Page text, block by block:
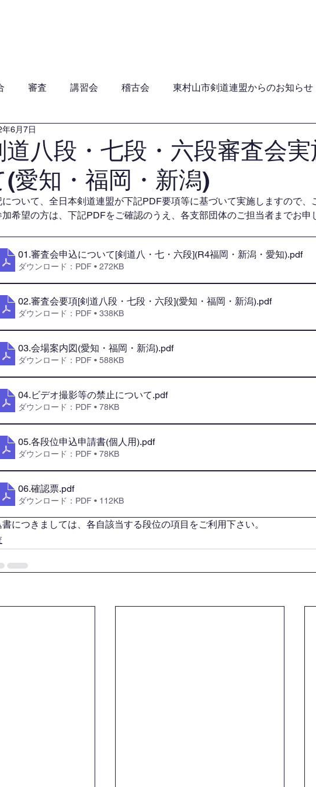
審査 講習会 稽古会 東村山市剣道連盟からのお知らせ
道八段・七段・六段審査会
(愛知・福岡・新潟)
6月7日
について、全日本剣道連盟が下記PDF要項等に基づいて実施しますので、
加希望の方は、下記PDFをご確認のうえ、各支部団体のご担当者までお申
01.審査会申込について[剣道八・七・六段](R4福岡・新潟・愛知).pdf
ダウンロード：PDF • 272KB
02.審査会要項[剣道八段・七段・六段](愛知・福岡・新潟).pdf
ダウンロード：PDF • 338KB
03.会場案内図(愛知・福岡・新潟).pdf
ダウンロード：PDF • 588KB
04.ビデオ撮影等の禁止について.pdf
ダウンロード：PDF • 78KB
05.各段位申込申請書(個人用).pdf
ダウンロード：PDF • 78KB
06.確認票.pdf
ダウンロード：PDF • 112KB
書につきましては、各自該当する段位の項目をご利用下さい。